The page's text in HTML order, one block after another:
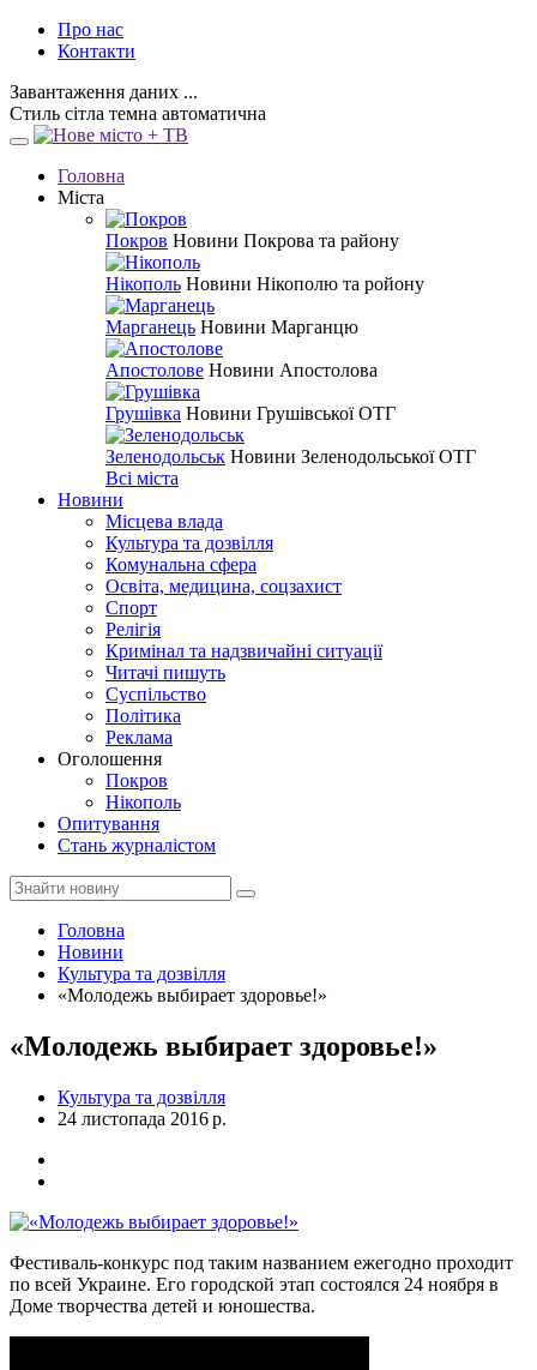
Про нас
Контакти
Завантаження даних ...
Стиль сітла темна автоматична
Головна
Міста
Покров Новини Покрова та району
Нікополь Новини Нікополю та ройону
Марганець Новини Марганцю
Апостолове Новини Апостолова
Грушівка Новини Грушівської ОТГ
Зеленодольськ Новини Зеленодольської ОТГ
Всі міста
Новини
Місцева влада
Культура та дозвілля
Комунальна сфера
Освіта, медицина, соцзахист
Спорт
Релігія
Кримінал та надзвичайні ситуації
Читачі пишуть
Суспільство
Політика
Реклама
Оголошення
Покров
Нікополь
Опитування
Стань журналістом
Головна
Новини
Культура та дозвілля
«Молодежь выбирает здоровье!»
«Молодежь выбирает здоровье!»
Культура та дозвілля
24 листопада 2016 р.
Фестиваль-конкурс под таким названием ежегодно проходит
по всей Украине. Его городской этап состоялся 24 ноября в
Доме творчества детей и юношества.